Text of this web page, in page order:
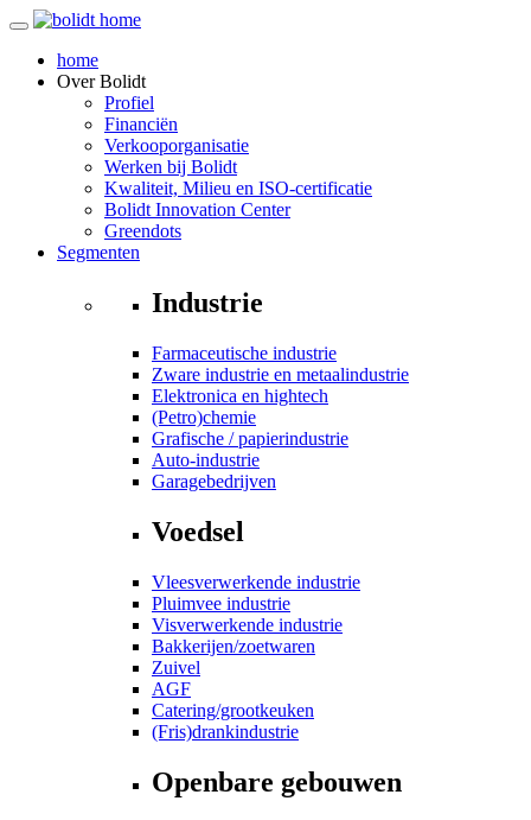
home
OverBolidt
Profiel
Financiën
Verkooporganisatie
Werken bij Bolidt
Kwaliteit, Milieu en ISO-certificatie
Bolidt Innovation Center
Greendots
Segmenten
Industrie
Farmaceutische industrie
Zware industrie en metaalindustrie
Elektronica en hightech
(Petro)chemie
Grafische / papierindustrie
Auto-industrie
Garagebedrijven
Voedsel
Vleesverwerkende industrie
Pluimvee industrie
Visverwerkende industrie
Bakkerijen/zoetwaren
Zuivel
AGF
Catering/grootkeuken
(Fris)drankindustrie
Openbare gebouwen